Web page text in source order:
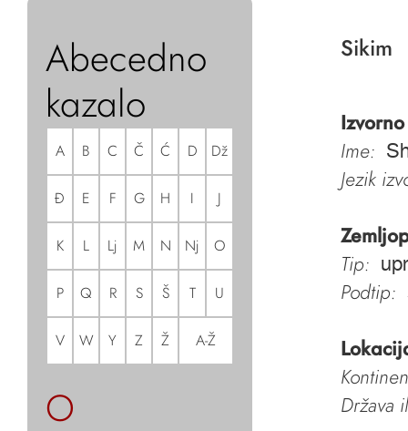
Abecedno
kazalo
A B C Č Ć D Dž
Đ E F G H I J
K L Lj M N Nj O
P Q R S Š T U
V W Y Z Ž A-Ž
O
Sikim
Ime:
Jezik
Tip:
Podtip:
Država